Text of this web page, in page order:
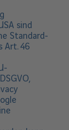
sind
Standard-
Art. 46